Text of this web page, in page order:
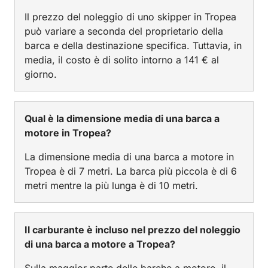
Il prezzo del noleggio di uno skipper in Tropea
può variare a seconda del proprietario della
barca e della destinazione specifica. Tuttavia, in
media, il costo è di solito intorno a 141 € al
giorno.
Qual è la dimensione media di una barca a
motore in Tropea?
La dimensione media di una barca a motore in
Tropea è di 7 metri. La barca più piccola è di 6
metri mentre la più lunga è di 10 metri.
Il carburante è incluso nel prezzo del noleggio
di una barca a motore a Tropea?